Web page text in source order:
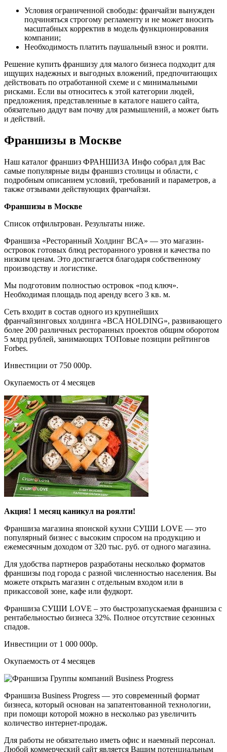
Условия ограниченной свободы: франчайзи вынужден
подчиняться строгому регламенту и не может вносить
масштабных корректив в модель функционирования
компании;
Необходимость платить паушальный взнос и роялти.
Решение купить франшизу для малого бизнеса подходит для
ищущих надежных и выгодных вложений, предпочитающих
действовать по отработанной схеме и с минимальными
рисками. Если вы относитесь к этой категории людей,
предложения, представленные в каталоге нашего сайта,
обязательно дадут вам почву для размышлений, а может быть
и действий.
Франшизы в Москве
Наш каталог франшиз ФРАНШИЗА Инфо собрал для Вас
самые популярные виды франшиз столицы и области, с
подробным описанием условий, требований и параметров, а
также отзывами действующих франчайзи.
Франшизы в Москве
Список отфильтрован. Результаты ниже.
Франшиза «Ресторанный Холдинг BCA» — это магазин-
островок готовых блюд ресторанного уровня и качества по
низким ценам. Это достигается благодаря собственному
производству и логистике.
Мы подготовим полностью островок «под ключ».
Необходимая площадь под аренду всего 3 кв. м.
Сеть входит в состав одного из крупнейших
франчайзинговых холдинга «BCA HOLDING», развивающего
более 200 различных ресторанных проектов общим оборотом
5 млрд рублей, занимающих ТОПовые позиции рейтингов
Forbes.
Инвестиции от 750 000р.
Окупаемость от 4 месяцев
Акция! 1 месяц каникул на роялти!
Франшиза магазина японской кухни СУШИ LOVE — это
популярный бизнес с высоким спросом на продукцию и
ежемесячным доходом от 320 тыс. руб. от одного магазина.
Для удобства партнеров разработаны несколько форматов
франшизы под города с разной численностью населения. Вы
можете открыть магазин с отдельным входом или в
прикассовой зоне, кафе или фудкорт.
Франшиза СУШИ LOVE – это быстрозапускаемая франшиза с
рентабельностью бизнеса 32%. Полное отсутствие сезонных
спадов.
Инвестиции от 1 000 000р.
Окупаемость от 4 месяцев
Франшиза Business Progress — это современный формат
бизнеса, который основан на запатентованной технологии,
при помощи которой можно в несколько раз увеличить
количество интернет-продаж.
Для работы не обязательно иметь офис и наемный персонал.
Любой коммерческий сайт является Вашим потенциальным